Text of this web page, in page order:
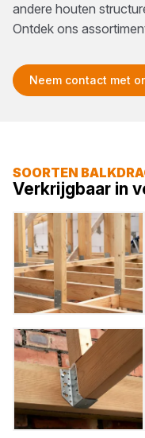
andere houten
Ontdek ons
Neem contact met
SOORTEN
Verkrijgbaar in